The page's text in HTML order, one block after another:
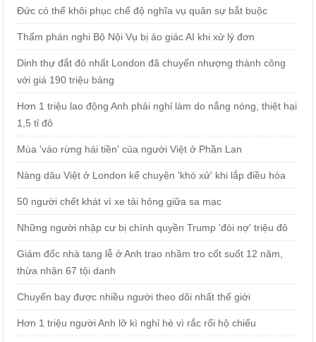
Đức có thể khôi phục chế độ nghĩa vụ quân sự bắt buộc
Thẩm phán nghi Bộ Nội Vụ bị ảo giác AI khi xử lý đơn
Dinh thự đắt đỏ nhất London đã chuyển nhượng thành công
với giá 190 triệu bảng
Hơn 1 triệu lao động Anh phải nghỉ làm do nắng nóng, thiệt hại
1,5 tỉ đô
Mùa 'vào rừng hái tiền' của người Việt ở Phần Lan
Nàng dâu Việt ở London kể chuyện 'khó xử' khi lắp điều hòa
50 người chết khát vì xe tải hỏng giữa sa mạc
Những người nhập cư bị chính quyền Trump 'đòi nợ' triệu đô
Giám đốc nhà tang lễ ở Anh trao nhầm tro cốt suốt 12 năm,
thừa nhận 67 tội danh
Chuyến bay được nhiều người theo dõi nhất thế giới
Hơn 1 triệu người Anh lỡ kì nghỉ hè vì rắc rối hộ chiếu